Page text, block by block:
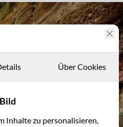
Über Cookies
Inhalte zu personalisieren,